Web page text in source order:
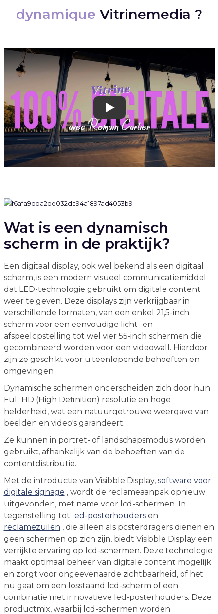
dynamique Vitrinemedia ?
Play
Wat is een dynamisch
scherm in de praktijk?
Een digitaal display, ook wel bekend als een digitaal
scherm, is een modern visueel communicatiemiddel
dat LED-technologie gebruikt om digitale content
weer te geven. Deze displays zijn verkrijgbaar in
verschillende formaten, van een enkel 21,5-inch
scherm voor een eenvoudige licht- en
afspeelopstelling tot wel vier 55-inch schermen die
gecombineerd worden voor een videowall. Hierdoor
zijn ze geschikt voor uiteenlopende behoeften en
omgevingen.
Dynamische schermen onderscheiden zich door hun
Full HD (High Definition) resolutie en hoge
helderheid, wat een natuurgetrouwe weergave van
beelden en video's garandeert.
Ze kunnen in portret- of landschapsmodus worden
gebruikt, afhankelijk van de behoeften van de
contentdistributie.
Met de introductie van Visibble Display, software voor
digitale signage , wordt de reclameaanpak opnieuw
uitgevonden, met name voor lcd-schermen. In
tegenstelling tot led-posterhoudersen
reclamezuilen , die alleen als posterdragers dienen en
geen schermen op zich zijn, biedt Visibble Display een
verrijkte ervaring op lcd-schermen. Deze technologie
maakt optimaal beheer van digitale content mogelijk
en zorgt voor ongeëvenaarde zichtbaarheid, of het
nu gaat om een losstaand lcd-scherm of een
combinatie met innovatieve led-posterhouders. Deze
productmix, waarbij lcd-schermen worden